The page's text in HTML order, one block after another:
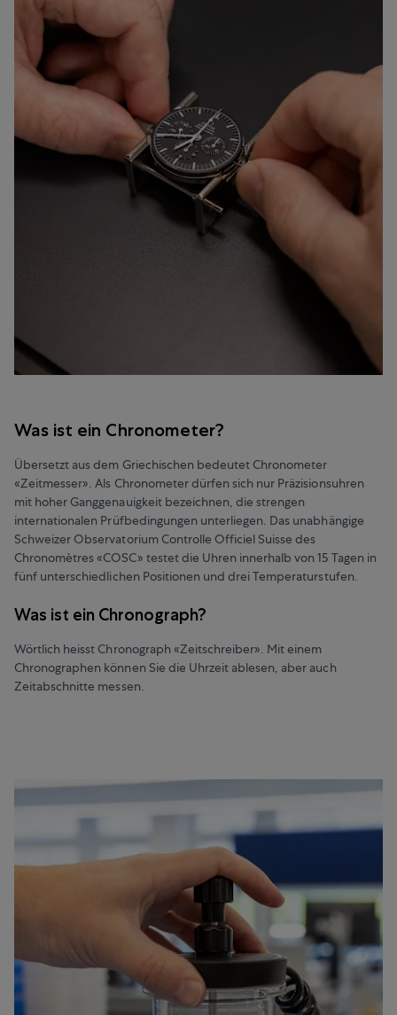
Was ist ein Chronometer?
Übersetzt aus dem Griechischen bedeutet Chronometer
«Zeitmesser». Als Chronometer dürfen sich nur Präzisionsuhren
mit hoher Ganggenauigkeit bezeichnen, die strengen
internationalen Prüfbedingungen unterliegen. Das unabhängige
Schweizer Observatorium Controlle Officiel Suisse des
Chronomètres «COSC» testet die Uhren innerhalb von 15 Tagen in
fünf unterschiedlichen Positionen und drei Temperaturstufen.
Was ist ein Chronograph?
Wörtlich heisst Chronograph «Zeitschreiber». Mit einem
Chronographen können Sie die Uhrzeit ablesen, aber auch
Zeitabschnitte messen.